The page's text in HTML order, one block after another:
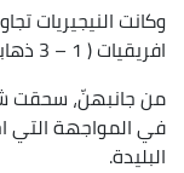
وكانت النيجيريات
افريقيات ( 1 – 3 ذهاباً) و(2 – 0 إياباً).
في المواجهة
البليدة.